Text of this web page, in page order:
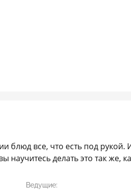
все, что есть под рукой.
делать это так же,
Ведущие: